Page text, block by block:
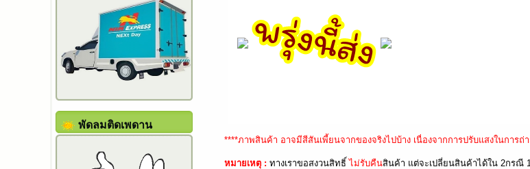
พัดลมติดเพดาน
****ภาพสินค้า อาจมีสีสันเพี้ยนจากของจริงไปบ้าง เนื่องจากการปรับแสงในการถ่
หมายเหตุ : ทางเราขอสงวนสิทธิ์ไม่รับคืนสินค้า แต่จะเปลี่ยนสินค้าได้ใน 2กรณี